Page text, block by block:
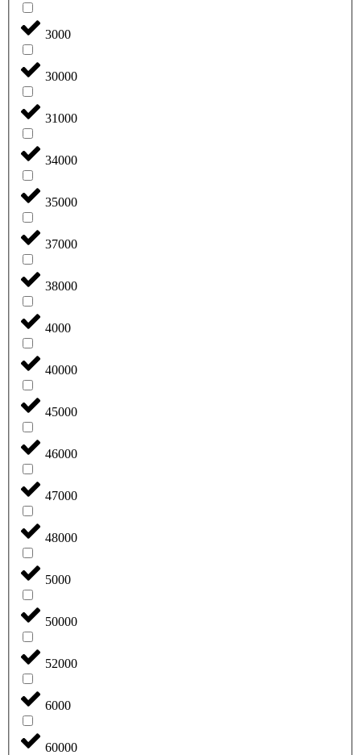
3000
30000
31000
34000
35000
37000
38000
4000
40000
45000
46000
47000
48000
5000
50000
52000
6000
60000